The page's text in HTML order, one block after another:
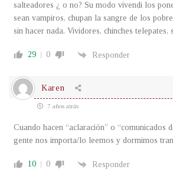
salteadores ¿ o no? Su modo vivendi los
sean vampiros, chupan la sangre de los
sin hacer nada. Vividores, chinches telepates,
29 0 Responder
Karen
7 años atrás
Cuando hacen “aclaración” o “comunicados
gente nos importa/lo leemos y dormimos
10 0 Responder